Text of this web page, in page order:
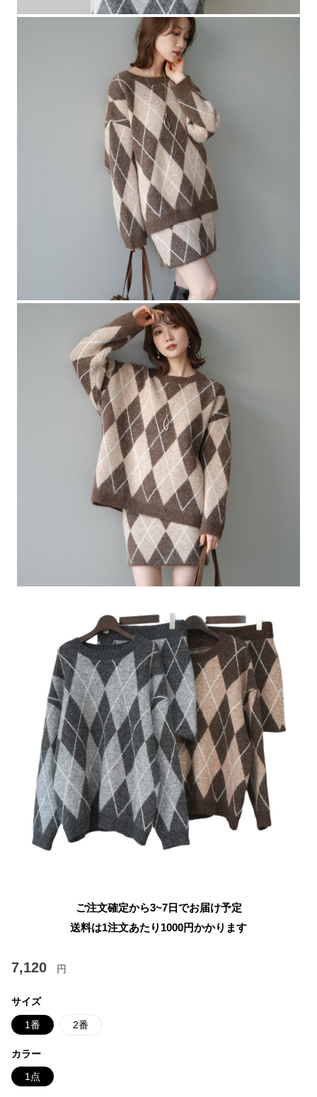
ご注文確定から3~7日でお届け予定
送料は1注文あたり 1000円かかります
7,120 円
サイズ
1番 2番
カラー
1点